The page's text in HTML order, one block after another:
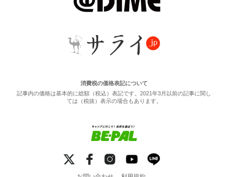
消費税の価格表記について
記事内の価格は基本的に総額（税込）表記です。2021年3月以前の記事に関し
ては（税抜）表示の場合もあります。